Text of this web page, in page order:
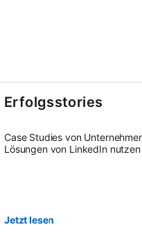
Erfolgsstories
Case Studies von
Lösungen von LinkedIn nutzen
Jetzt lesen